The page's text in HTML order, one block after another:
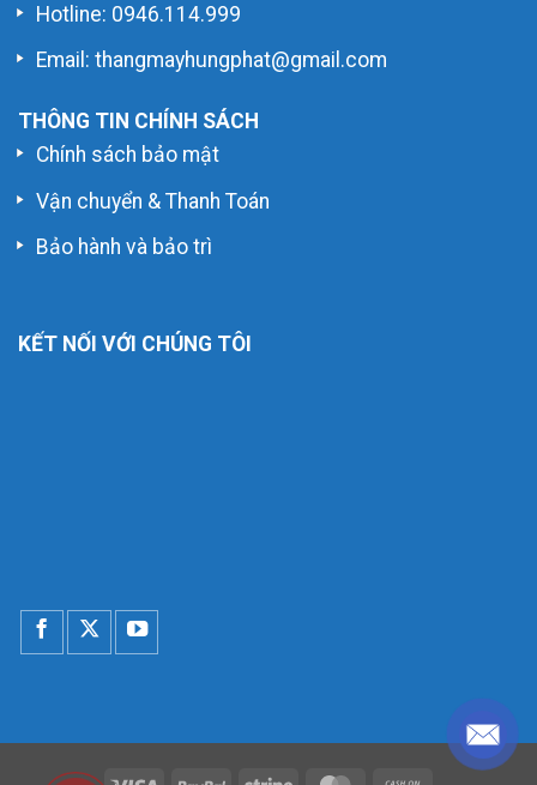
Hotline: 0946.114.999
Email: thangmayhungphat@gmail.com
THÔNG TIN CHÍNH SÁCH
Chính sách bảo mật
Vận chuyển & Thanh Toán
Bảo hành và bảo trì
KẾT NỐI VỚI CHÚNG TÔI